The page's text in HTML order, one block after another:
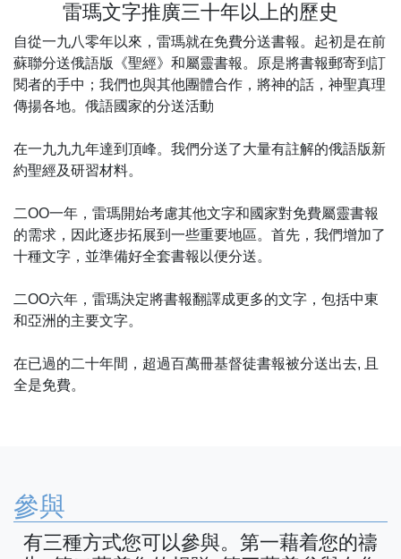
雷瑪文字推廣三十年以上的歷史
自從一九八零年以來，雷瑪就在免費分送書報。起初是在前
蘇聯分送俄語版《聖經》和屬靈書報。原是將書報郵寄到訂
閱者的手中；我們也與其他團體合作，將神的話，神聖真理
傳揚各地。俄語國家的分送活動
在一九九九年達到頂峰。我們分送了大量有註解的俄語版新
約聖經及研習材料。
二OO一年，雷瑪開始考慮其他文字和國家對免費屬靈書報
的需求，因此逐步拓展到一些重要地區。首先，我們增加了
十種文字，並準備好全套書報以便分送。
二OO六年，雷瑪決定將書報翻譯成更多的文字，包括中東
和亞洲的主要文字。
在已過的二十年間，超過百萬冊基督徒書報被分送出去, 且
全是免費。
參與
有三種方式您可以參與。第一藉着您的禱